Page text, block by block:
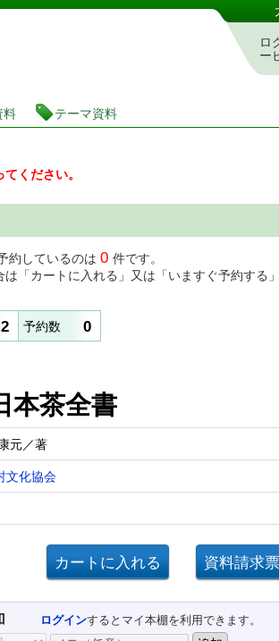
予約システム
ロ
ー
料 テーマ資料
てください。
約しているのは 0 件です。
「カートに入れる」又は「いますぐ予約する
2 予約数 0
本茶全書
元／著
文化協会
ログインするとマイ本棚を利用できます。